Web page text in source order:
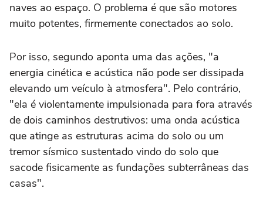
naves ao espaço. O problema é que são motores
muito potentes, firmemente conectados ao solo.
Por isso, segundo aponta uma das ações, "a
energia cinética e acústica não pode ser dissipada
elevando um veículo à atmosfera". Pelo contrário,
"ela é violentamente impulsionada para fora através
de dois caminhos destrutivos: uma onda acústica
que atinge as estruturas acima do solo ou um
tremor sísmico sustentado vindo do solo que
sacode fisicamente as fundações subterrâneas das
casas".